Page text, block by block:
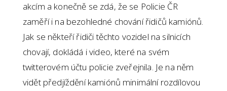
akcím a konečně se zdá, že se Policie ČR
zaměří i na bezohledné chování řidičů kamiónů.
Jak se někteří řidiči těchto vozidel na silnicích
chovají, dokládá i video, které na svém
twitterovém účtu policie zveřejnila. Je na něm
vidět předjíždění kamiónů minimální rozdílovou